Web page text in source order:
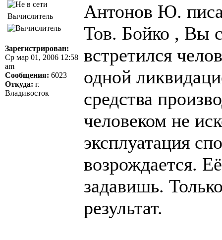
Вычислитель
Зарегистрирован:
Ср мар 01, 2006 12:58
am
Сообщения: 6023
Откуда: г.
Владивосток
Антонов Ю.
Тов. Бойко , Вы
встретился
одной
средства
человеком не
эксплуатация
возрождается.
задавишь.
результат.